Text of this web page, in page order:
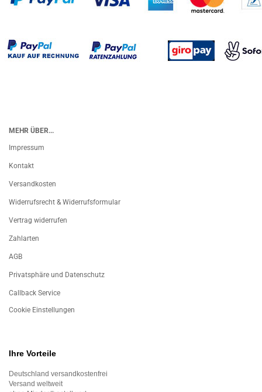
MEHR ÜBER...
Impressum
Kontakt
Versandkosten
Widerrufsrecht & Widerrufsformular
Vertrag widerrufen
Zahlarten
AGB
Privatsphäre und Datenschutz
Callback Service
Cookie Einstellungen
Ihre Vorteile
Deutschland versandkostenfrei
Versand weltweit